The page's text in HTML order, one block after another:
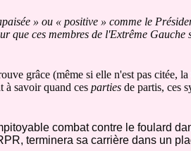
» ou « positive » comme le
que ces membres de l'Extrême
grâce (même si elle n'est pas citée,
à savoir quand ces partiesde partis, ces
combat contre le foulard
terminera sa carrière dans un